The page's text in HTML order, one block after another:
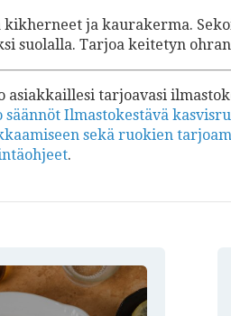
kikherneet ja kaurakerma.
suolalla. Tarjoa keitetyn
asiakkaillesi tarjoavasi
säännöt Ilmastokestävä
sekä ruokien
.